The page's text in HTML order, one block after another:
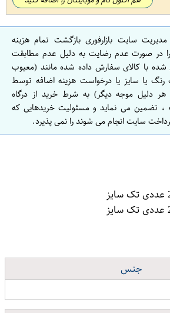
مدیریت سایت بازارفوری بازگشت تمام هزینه
در صورت عدم رضایت به دلیل عدم مطابقت
شده با کالای سفارش داده شده مانند (معیوب
رنگ یا سایز یا درخواست هزینه اضافه توسط
هر دلیل موجه دیگر) به شرط خرید از درگاه
تضمین می نماید و مسئولیت خریدهایی که
سایت انجام می شوند را نمی پذیرد.
جنس